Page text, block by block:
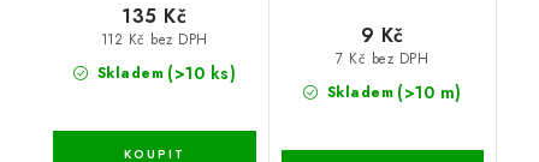
Skladem (>10 ks)
112 Kč bez DPH
135 Kč
Skladem (>10 m)
7 Kč bez DPH
9 Kč